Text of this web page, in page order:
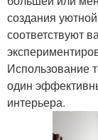
создания
соответствуют
Использование
один
интерьера.